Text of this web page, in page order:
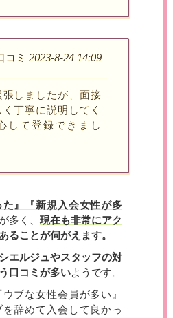
コミ2023-8-24 14:09
しましたが、面接
丁寧に説明してく
して登録できまし
』
『新規入会女性が多
多く、現在も非常にアク
ることが伺がえます。
エルジュやスタッフの対
口コミが多いようです。
ブな女性会員が多い』
を辞めて入会して良かっ